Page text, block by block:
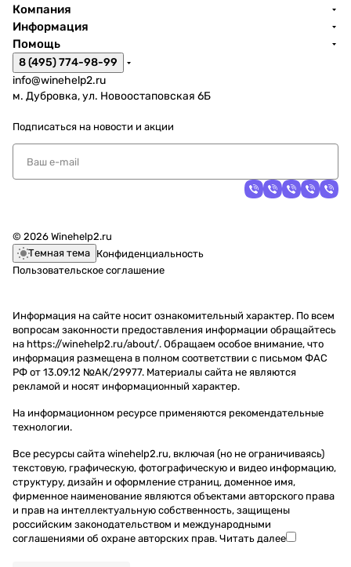
Компания
Информация
Помощь
8 (495) 774-98-99
info@winehelp2.ru
м. Дубровка, ул. Новоостаповская 6Б
Подписаться на новости и акции
© 2026 Winehelp2.ru
Темная тема Конфиденциальность
Пользовательское соглашение
Информация на сайте носит ознакомительный характер. По всем
вопросам законности предоставления информации обращайтесь
на https://winehelp2.ru/about/. Обращаем особое внимание, что
информация размещена в полном соответствии с письмом ФАС
РФ от 13.09.12 №АК/29977. Материалы сайта не являются
рекламой и носят информационный характер.
На информационном ресурсе применяются рекомендательные
технологии.
Все ресурсы сайта winehelp2.ru, включая (но не ограничиваясь)
текстовую, графическую, фотографическую и видео информацию,
структуру, дизайн и оформление страниц, доменное имя,
фирменное наименование являются объектами авторского права
и прав на интеллектуальную собственность, защищены
российским законодательством и международными
соглашениями об охране авторских прав. Читать далее